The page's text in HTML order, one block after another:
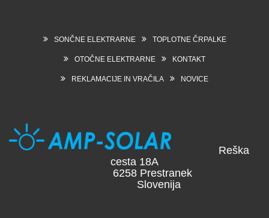
SONČNE ELEKTRARNE TOPLOTNE ČRPALKE
OTOČNE ELEKTRARNE KONTAKT
REKLAMACIJE IN VRAČILA NOVICE
Reška
cesta 18A
6258 Prestranek
Slovenija